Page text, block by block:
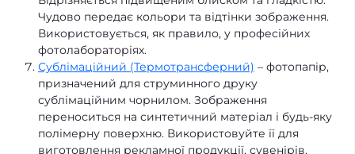
Чудово передає кольори та відтінки зображення.
Використовується, як правило, у професійних
фотолабораторіях.
Сублімаційний (Термотрансферний) – фотопапір,
призначений для струминного друку
сублімаційним чорнилом. Зображення
переноситься на синтетичний матеріал і будь-яку
полімерну поверхню. Використовуйте її для
виготовлення рекламної продукції, сувенірів,